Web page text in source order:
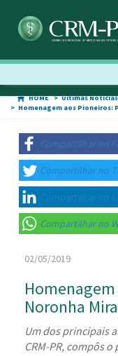
HOME
Últimas Notícias
Homenagem aos Pioneiros:
Compartilhar no
Compartilhar no
Compartilhar no
Compartilhar no
02/05/2019
Noronha
Um dos principais
CRM-PR, compôs